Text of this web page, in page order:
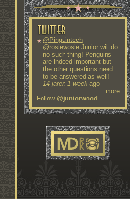
@Pinguintech
@rosiewosieJunior will do
no such thing! Penguins
are indeed important but
the other questions need
to be answered as well! —
14 jaren 1 weekago
more
Follow @juniorwood